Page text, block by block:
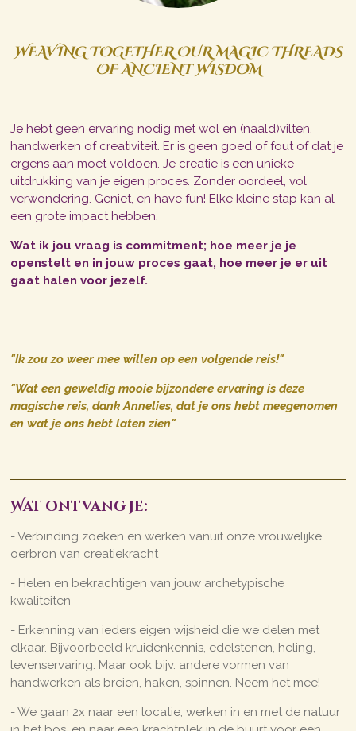
WEAVING TOGETHER OUR MAGIC THREADS
OF ANCIENT WISDOM
Je hebt geen ervaring nodig met wol en (naald)vilten,
handwerken of creativiteit. Er is geen goed of fout of dat je
ergens aan moet voldoen. Je creatie is een unieke
uitdrukking van je eigen proces. Zonder oordeel, vol
verwondering. Geniet, en have fun! Elke kleine stap kan al
een grote impact hebben.
Wat ik jou vraag is commitment; hoe meer je je
openstelt en in jouw proces gaat, hoe meer je er uit
gaat halen voor jezelf.
"Ik zou zo weer mee willen op een volgende reis!"
"Wat een geweldig mooie bijzondere ervaring is deze
magische reis, dank Annelies, dat je ons hebt meegenomen
en wat je ons hebt laten zien"
Wat ontvang je:
- Verbinding zoeken en werken vanuit onze vrouwelijke
oerbron van creatiekracht
- Helen en bekrachtigen van jouw archetypische
kwaliteiten
- Erkenning van ieders eigen wijsheid die we delen met
elkaar. Bijvoorbeeld kruidenkennis, edelstenen, heling,
levenservaring. Maar ook bijv. andere vormen van
handwerken als breien, haken, spinnen. Neem het mee!
- We gaan 2x naar een locatie; werken in en met de natuur